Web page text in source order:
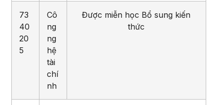
73
40
20
5
Cô
ng
ng
hệ
tài
chí
nh
Được miễn học Bổ sung kiến
thức